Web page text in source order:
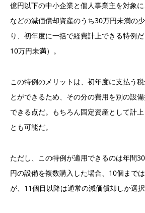
億円以下の中小企業と個人事業主を対象
などの減価償却資産のうち30万円未満の
り、初年度に一括で経費計上できる特例
10万円未満）。
この特例のメリットは、初年度に支払う
とができるため、その分の費用を別の設
できる点だ。もちろん固定資産として計
とも可能だ。
ただし、この特例が適用できるのは年間
円の設備を複数購入した場合、10個まで
が、11個目以降は通常の減価償却しか選択